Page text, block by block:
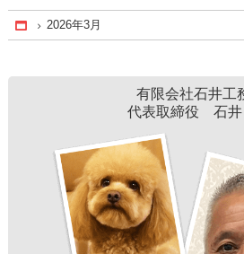
Home
2026年3月
有限会社石井工
代表取締役 石井